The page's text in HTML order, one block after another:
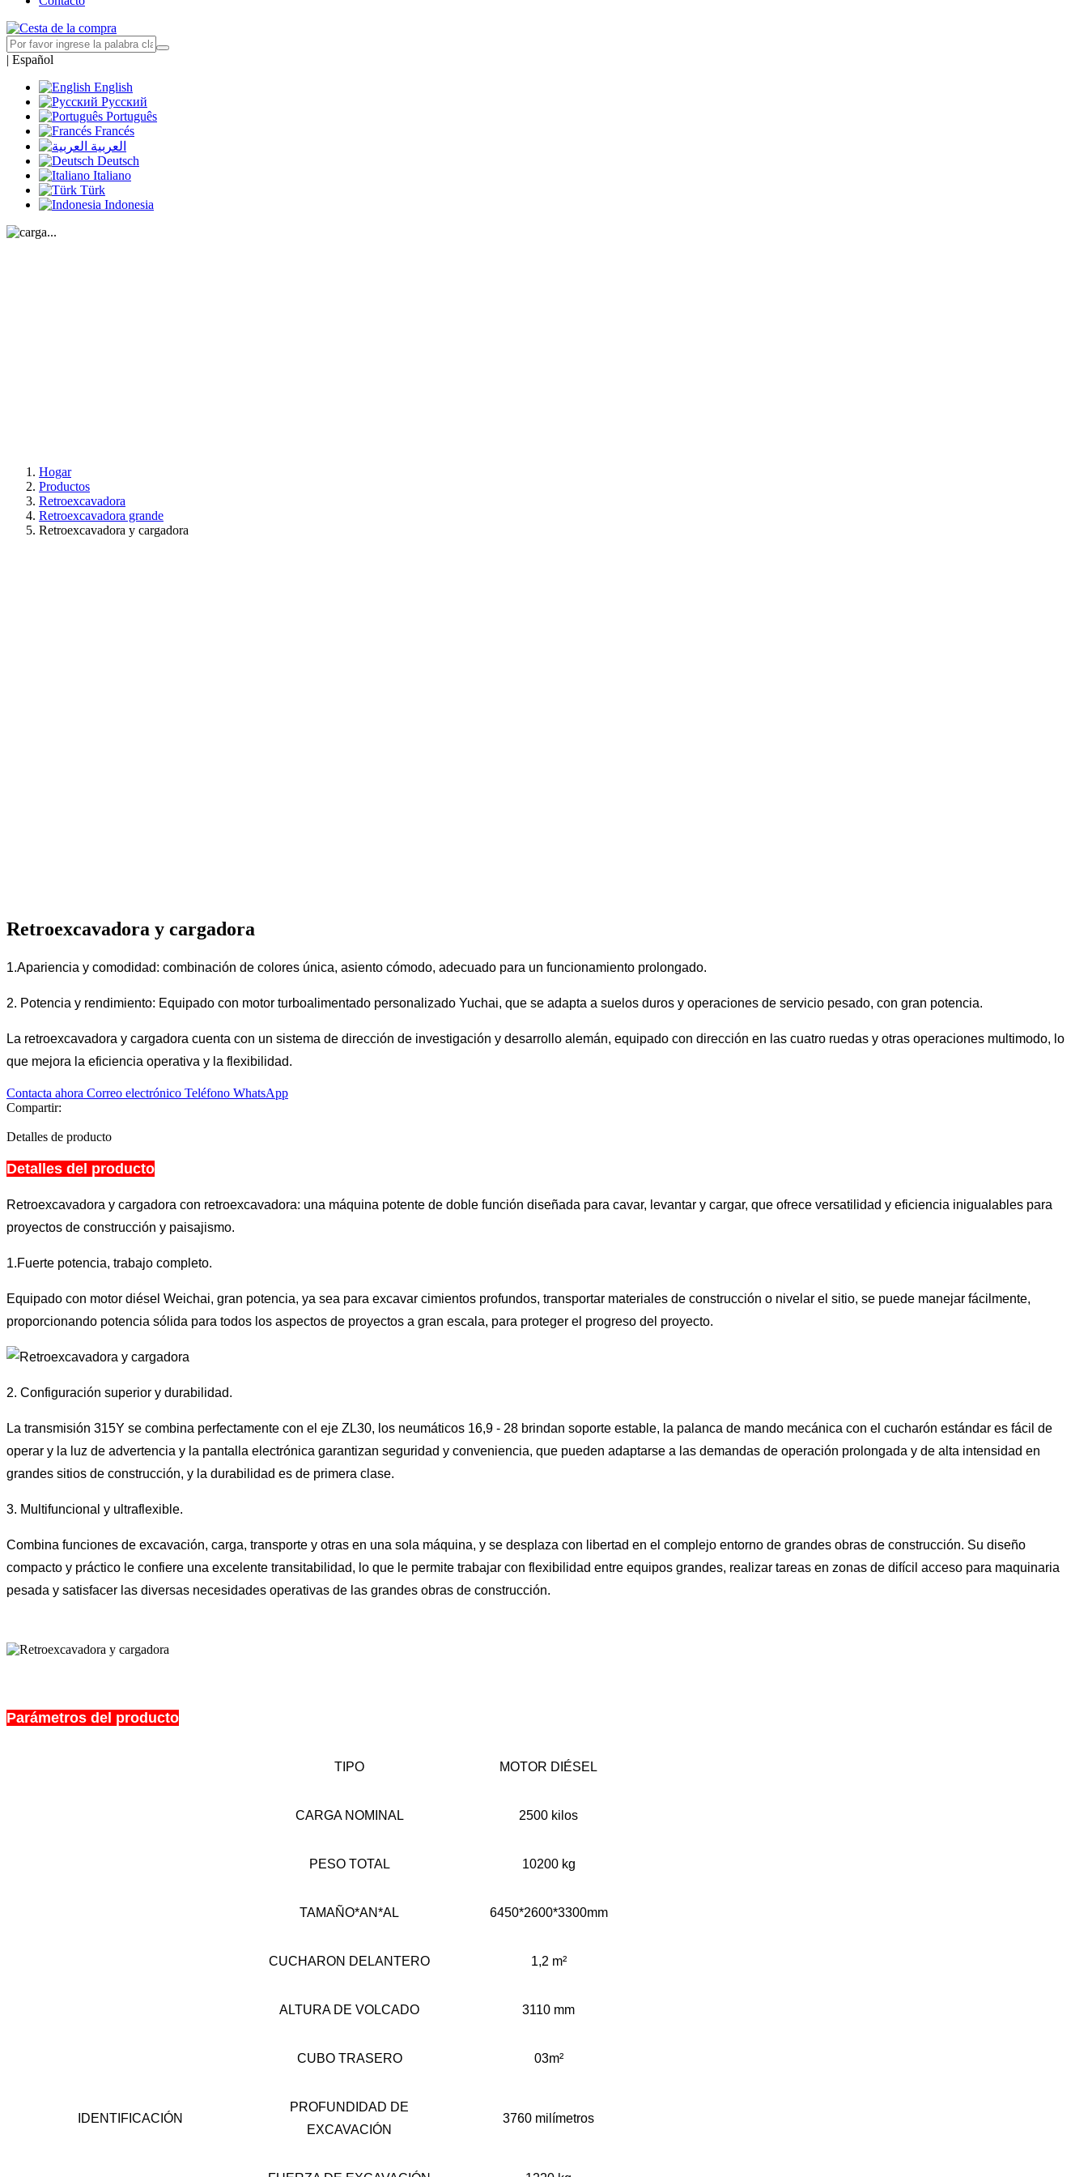
| Español
English
Русский
Português
Francés
العربية
Deutsch
Italiano
Türk
Indonesia
Hogar
Productos
Retroexcavadora
Retroexcavadora grande
Retroexcavadora y cargadora
Retroexcavadora y cargadora
1.Apariencia y comodidad: combinación de colores única, asiento cómodo, adecuado para un funcionamiento prolongado.
2. Potencia y rendimiento: Equipado con motor turboalimentado personalizado Yuchai, que se adapta a suelos duros y operaciones de servicio pesado, con gran potencia.
La retroexcavadora y cargadora cuenta con un sistema de dirección de investigación y desarrollo alemán, equipado con dirección en las cuatro ruedas y otras operaciones multimodo, lo
que mejora la eficiencia operativa y la flexibilidad.
Contacta ahora Correo electrónico Teléfono WhatsApp
Compartir:
Detalles de producto
Detalles del producto
Retroexcavadora y cargadora con retroexcavadora: una máquina potente de doble función diseñada para cavar, levantar y cargar, que ofrece versatilidad y eficiencia inigualables para
proyectos de construcción y paisajismo.
1.Fuerte potencia, trabajo completo.
Equipado con motor diésel Weichai, gran potencia, ya sea para excavar cimientos profundos, transportar materiales de construcción o nivelar el sitio, se puede manejar fácilmente,
proporcionando potencia sólida para todos los aspectos de proyectos a gran escala, para proteger el progreso del proyecto.
2. Configuración superior y durabilidad.
La transmisión 315Y se combina perfectamente con el eje ZL30, los neumáticos 16,9 - 28 brindan soporte estable, la palanca de mando mecánica con el cucharón estándar es fácil de
operar y la luz de advertencia y la pantalla electrónica garantizan seguridad y conveniencia, que pueden adaptarse a las demandas de operación prolongada y de alta intensidad en
grandes sitios de construcción, y la durabilidad es de primera clase.
3. Multifuncional y ultraflexible.
Combina funciones de excavación, carga, transporte y otras en una sola máquina, y se desplaza con libertad en el complejo entorno de grandes obras de construcción. Su diseño
compacto y práctico le confiere una excelente transitabilidad, lo que le permite trabajar con flexibilidad entre equipos grandes, realizar tareas en zonas de difícil acceso para maquinaria
pesada y satisfacer las diversas necesidades operativas de las grandes obras de construcción.
Parámetros del producto
IDENTIFICACIÓN
TIPO MOTOR DIÉSEL
CARGA NOMINAL 2500 kilos
PESO TOTAL 10200 kg
TAMAÑO*AN*AL 6450*2600*3300mm
CUCHARON DELANTERO 1,2 m²
ALTURA DE VOLCADO 3110 mm
CUBO TRASERO 03m²
PROFUNDIDAD DE
EXCAVACIÓN
3760 milímetros